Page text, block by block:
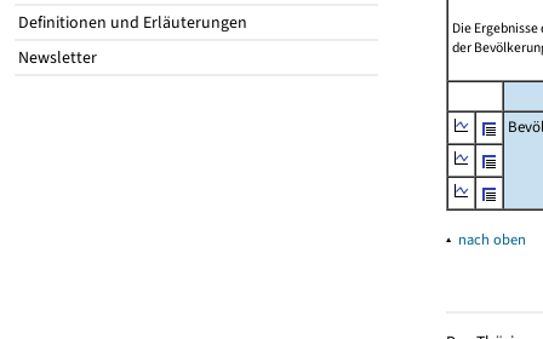
Definitionen und Erläuterungen
Newsletter
Die
der
▴ nach oben